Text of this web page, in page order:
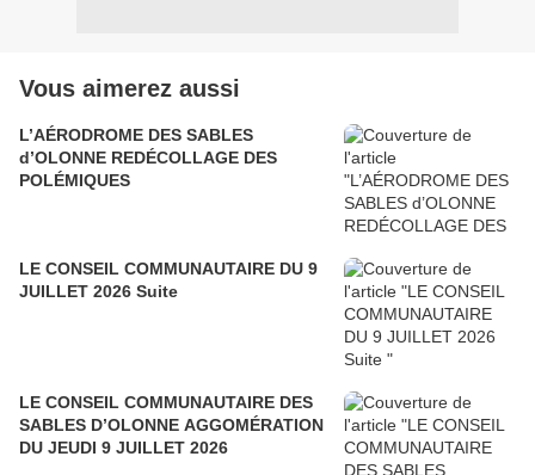
Vous aimerez aussi
L’AÉRODROME DES SABLES
d’OLONNE REDÉCOLLAGE DES
POLÉMIQUES
LE CONSEIL COMMUNAUTAIRE DU 9
JUILLET 2026 Suite
LE CONSEIL COMMUNAUTAIRE DES
SABLES D’OLONNE AGGOMÉRATION
DU JEUDI 9 JUILLET 2026